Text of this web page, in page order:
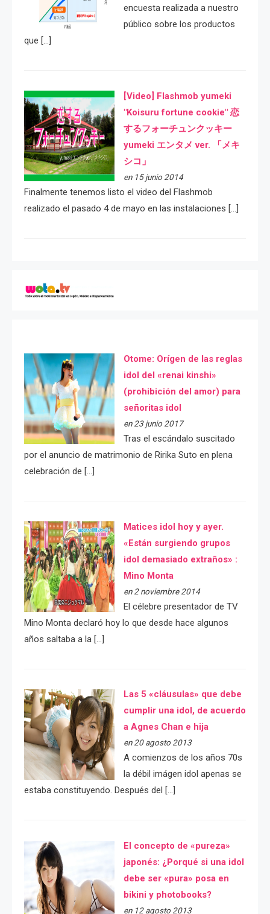
encuesta realizada a nuestro
público sobre los productos
que […]
[Video] Flashmob yumeki
"Koisuru fortune cookie" 恋
するフォーチュンクッキー
yumeki エンタメ ver. 「メキ
シコ」
en 15 junio 2014
Finalmente tenemos listo el video del Flashmob
realizado el pasado 4 de mayo en las instalaciones […]
Otome: Orígen de las reglas
idol del «renai kinshi»
(prohibición del amor) para
señoritas idol
en 23 junio 2017
Tras el escándalo suscitado
por el anuncio de matrimonio de Ririka Suto en plena
celebración de […]
Matices idol hoy y ayer.
«Están surgiendo grupos
idol demasiado extraños» :
Mino Monta
en 2 noviembre 2014
El célebre presentador de TV
Mino Monta declaró hoy lo que desde hace algunos
años saltaba a la […]
Las 5 «cláusulas» que debe
cumplir una idol, de acuerdo
a Agnes Chan e hija
en 20 agosto 2013
A comienzos de los años 70s
la débil imágen idol apenas se
estaba constituyendo. Después del […]
El concepto de «pureza»
japonés: ¿Porqué si una idol
debe ser «pura» posa en
bikini y photobooks?
en 12 agosto 2013